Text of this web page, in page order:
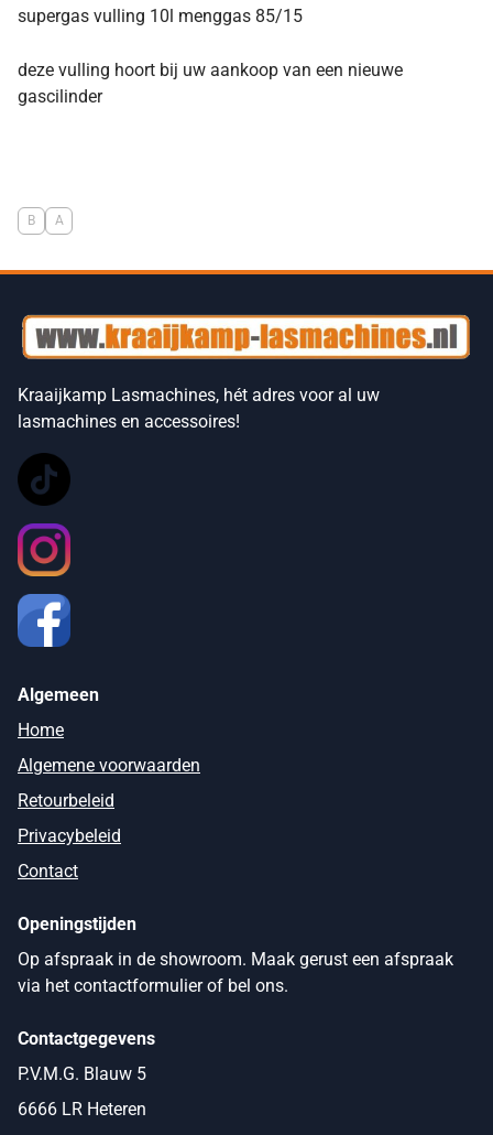
supergas vulling 10l menggas 85/15
deze vulling hoort bij uw aankoop van een nieuwe
gascilinder
B A
Kraaijkamp Lasmachines, hét adres voor al uw
lasmachines en accessoires!
Algemeen
Home
Algemene voorwaarden
Retourbeleid
Privacybeleid
Contact
Openingstijden
Op afspraak in de showroom. Maak gerust een afspraak
via het contactformulier of bel ons.
Contactgegevens
P.V.M.G. Blauw 5
6666 LR Heteren